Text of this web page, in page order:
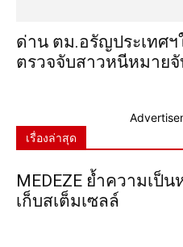
ด่าน ตม.อรัญประเทศฯ
ตรวจจับสาวหนีหมาย
เรื่องล่าสุด
MEDEZE ย้ำความเป็
เก็บสเต็มเซลล์